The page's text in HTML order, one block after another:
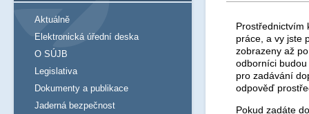
Prostřednictvím
práce, a vy jste
zobrazeny až
odborníci
pro zadávání
odpověď
Pokud zadáte
Aktuálně
Elektronická úřední deska
O SÚJB
Legislativa
Dokumenty a publikace
Jaderná bezpečnost